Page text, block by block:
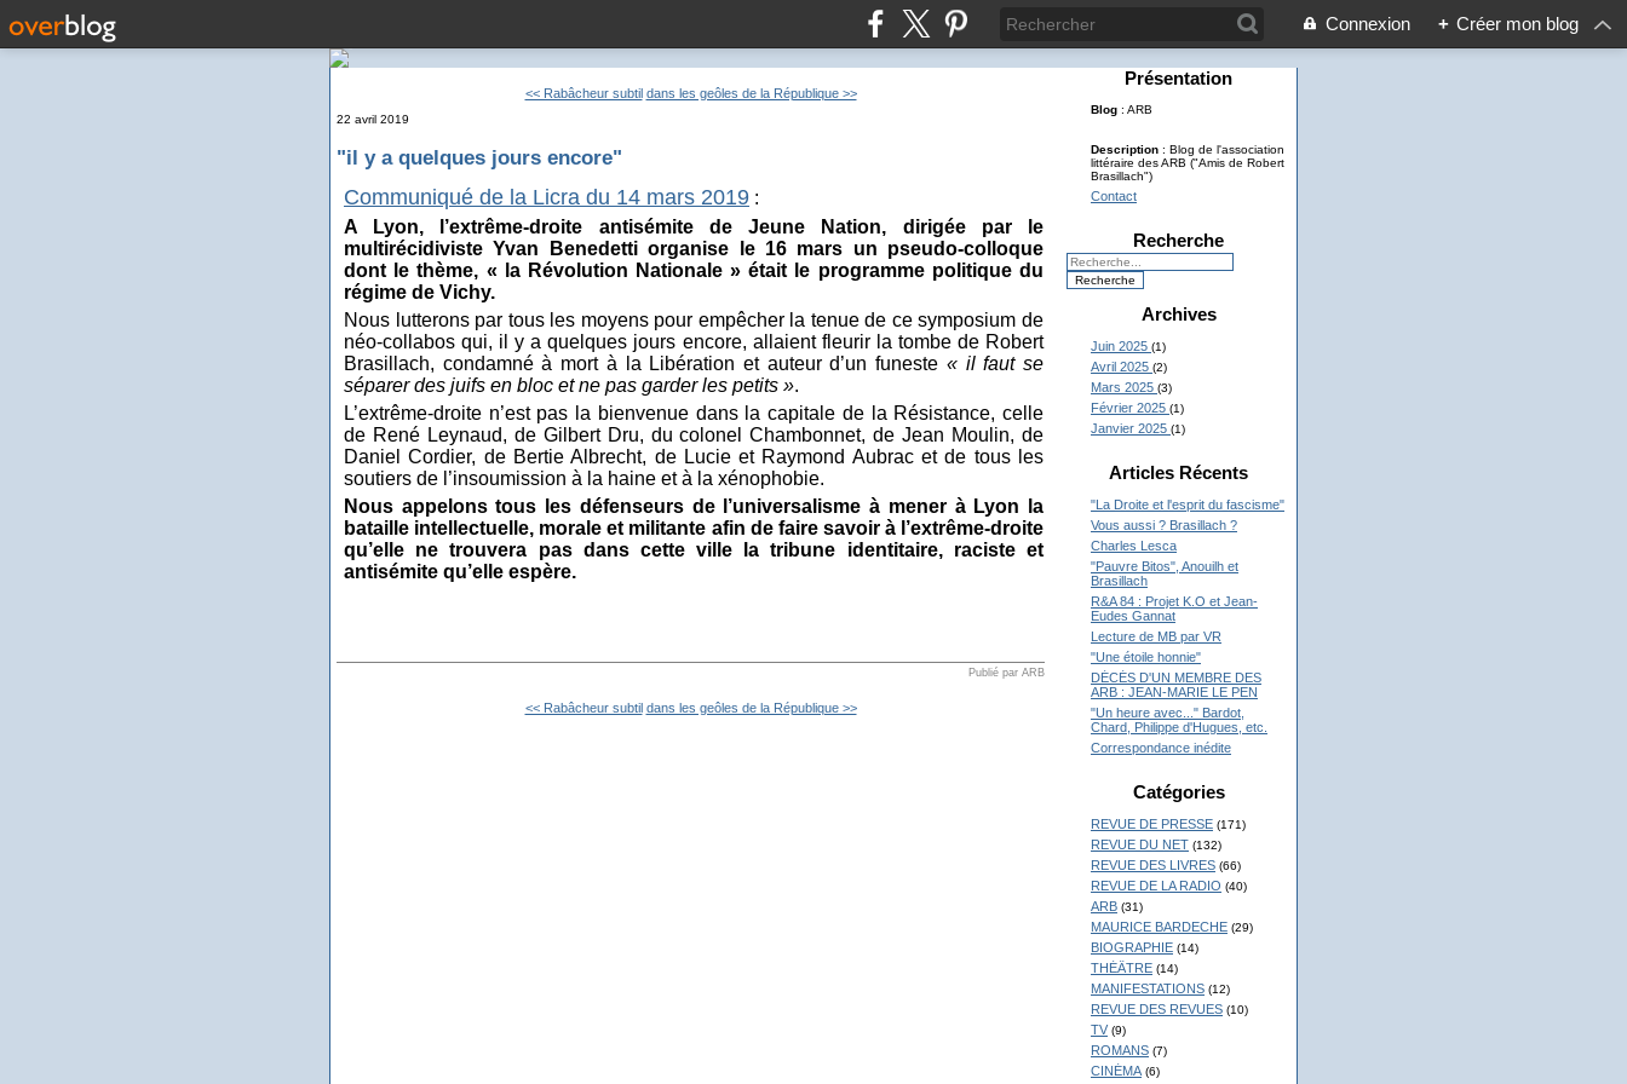
Connexion + Créer mon blog
<< Rabâcheur subtil dans les geôles de la République >>
22 avril 2019
"il y a quelques jours encore"
Communiqué de la Licra du 14 mars 2019 :
A Lyon, l’extrême-droite antisémite de Jeune Nation, dirigée par le
multirécidiviste Yvan Benedetti organise le 16 mars un pseudo-colloque
dont le thème, « la Révolution Nationale » était le programme politique du
régime de Vichy.
Nous lutterons par tous les moyens pour empêcher la tenue de ce symposium de
néo-collabos qui, il y a quelques jours encore, allaient fleurir la tombe de Robert
Brasillach, condamné à mort à la Libération et auteur d’un funeste « il faut se
séparer des juifs en bloc et ne pas garder les petits ».
L’extrême-droite n’est pas la bienvenue dans la capitale de la Résistance, celle
de René Leynaud, de Gilbert Dru, du colonel Chambonnet, de Jean Moulin, de
Daniel Cordier, de Bertie Albrecht, de Lucie et Raymond Aubrac et de tous les
soutiers de l’insoumission à la haine et à la xénophobie.
Nous appelons tous les défenseurs de l’universalisme à mener à Lyon la
bataille intellectuelle, morale et militante afin de faire savoir à l’extrême-droite
qu’elle ne trouvera pas dans cette ville la tribune identitaire, raciste et
antisémite qu’elle espère.
Publié par ARB
<< Rabâcheur subtil dans les geôles de la République >>
Présentation
Blog : ARB
Description : Blog de l'association
littéraire des ARB ("Amis de Robert
Brasillach")
Contact
Recherche
Archives
Juin 2025 (1)
Avril 2025 (2)
Mars 2025 (3)
Février 2025 (1)
Janvier 2025 (1)
Articles Récents
"La Droite et l'esprit du fascisme"
Vous aussi ? Brasillach ?
Charles Lesca
"Pauvre Bitos", Anouilh et
Brasillach
R&A 84 : Projet K.O et Jean-
Eudes Gannat
Lecture de MB par VR
"Une étoile honnie"
DÉCÉS D'UN MEMBRE DES
ARB : JEAN-MARIE LE PEN
"Un heure avec..." Bardot,
Chard, Philippe d'Hugues, etc.
Correspondance inédite
Catégories
REVUE DE PRESSE (171)
REVUE DU NET (132)
REVUE DES LIVRES (66)
REVUE DE LA RADIO (40)
ARB (31)
MAURICE BARDECHE (29)
BIOGRAPHIE (14)
THÉÂTRE (14)
MANIFESTATIONS (12)
REVUE DES REVUES (10)
TV (9)
ROMANS (7)
CINÉMA (6)